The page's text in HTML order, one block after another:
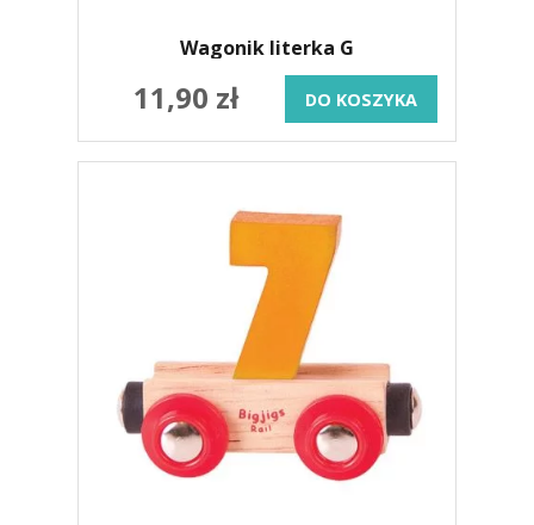
Wagonik literka G
11,90 zł DO KOSZYKA